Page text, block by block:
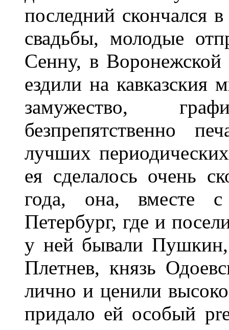
последний скончался
свадьбы, молодые
Сенну, в Воронежской
ездили на кавказския
замужество,
безпрепятственно
лучших
ея сделалось очень
года, она, вместе
Петербург, где и
у ней бывали Пушкин,
Плетнев, князь
лично и ценили
придало ей особый